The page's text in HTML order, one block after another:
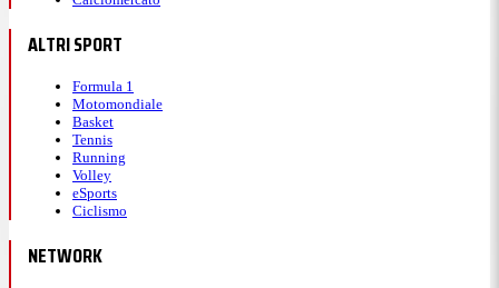
ALTRI SPORT
Formula 1
Motomondiale
Basket
Tennis
Running
Volley
eSports
Ciclismo
NETWORK